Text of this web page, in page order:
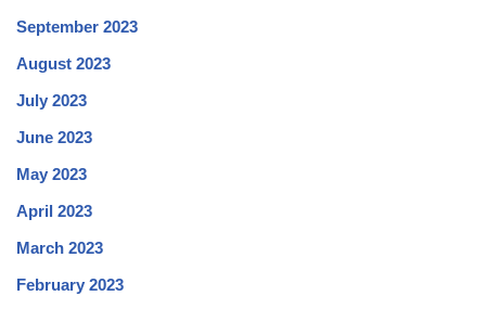
September 2023
August 2023
July 2023
June 2023
May 2023
April 2023
March 2023
February 2023